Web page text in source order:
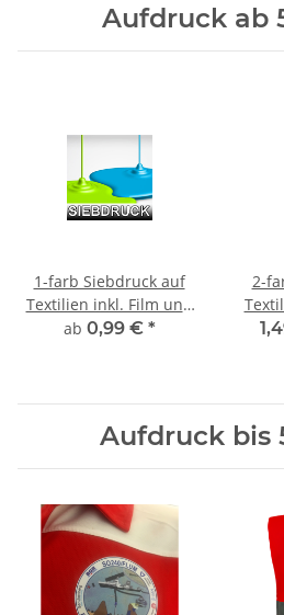
Aufdruck ab
1-farb Siebdruck auf
Textilien inkl. Film und
Sieberstellung
ab 0,99 € *
2-
Aufdruck bis